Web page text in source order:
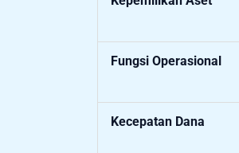
Fungsi Operasional
Kecepatan Dana